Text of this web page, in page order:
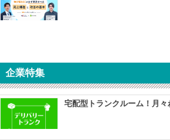
企業特集
宅配型トランクルーム！月々